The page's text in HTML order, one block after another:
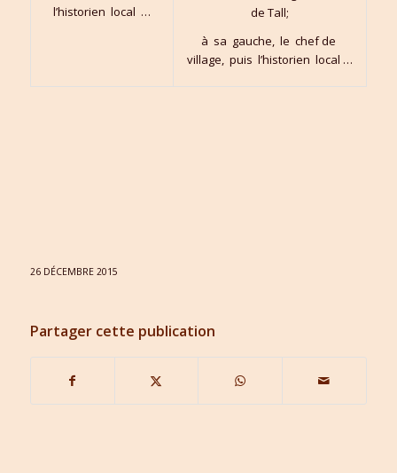
l’historien local …
de Tall;
à sa gauche, le chef de
village, puis l’historien local …
26 DÉCEMBRE 2015
Partager cette publication